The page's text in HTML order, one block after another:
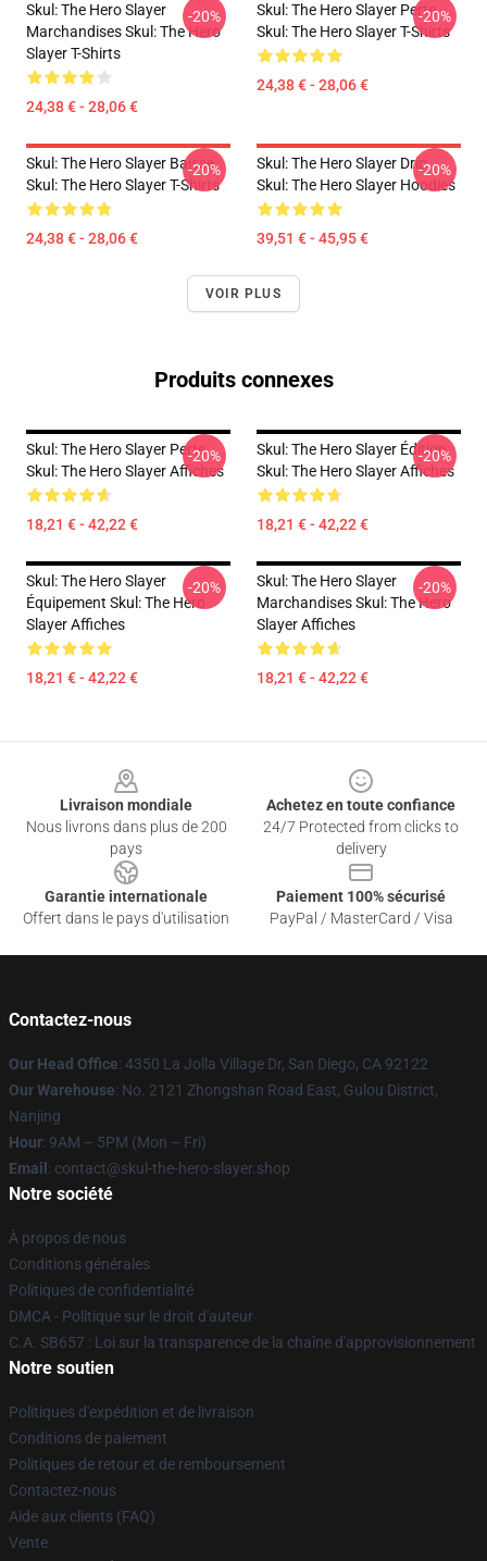
Skul: The Hero Slayer
Marchandises Skul: The Hero
Slayer T-Shirts
24,38 € - 28,06 €
-20%
Skul: The Hero Slayer Perte
Skul: The Hero Slayer T-Shirts
24,38 € - 28,06 €
-20%
Skul: The Hero Slayer Baisse
Skul: The Hero Slayer T-Shirts
24,38 € - 28,06 €
-20%
Skul: The Hero Slayer Drip
Skul: The Hero Slayer Hoodies
39,51 € - 45,95 €
-20%
VOIR PLUS
Produits connexes
Skul: The Hero Slayer Perte
Skul: The Hero Slayer Affiches
18,21 € - 42,22 €
-20%
Skul: The Hero Slayer Édition
Skul: The Hero Slayer Affiches
18,21 € - 42,22 €
-20%
Skul: The Hero Slayer
Équipement Skul: The Hero
Slayer Affiches
18,21 € - 42,22 €
-20%
Skul: The Hero Slayer
Marchandises Skul: The Hero
Slayer Affiches
18,21 € - 42,22 €
-20%
Livraison mondiale
Nous livrons dans plus de 200
pays
Achetez en toute confiance
24/7 Protected from clicks to
delivery
Garantie internationale
Offert dans le pays d'utilisation
Paiement 100% sécurisé
PayPal / MasterCard / Visa
Contactez-nous
Our Head Office: 4350 La Jolla Village Dr, San Diego, CA 92122
Our Warehouse: No. 2121 Zhongshan Road East, Gulou District,
Nanjing
Hour: 9AM – 5PM (Mon – Fri)
Email : contact@skul-the-hero-slayer.shop
Notre société
À propos de nous
Conditions générales
Politiques de confidentialité
DMCA - Politique sur le droit d'auteur
C.A. SB657 : Loi sur la transparence de la chaîne d'approvisionnement
Notre soutien
Politiques d'expédition et de livraison
Conditions de paiement
Politiques de retour et de remboursement
Contactez-nous
Aide aux clients (FAQ)
Vente